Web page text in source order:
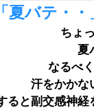
「夏バテ・・
ちょ
夏
なるべ
汗をかかな
ると副交感神経